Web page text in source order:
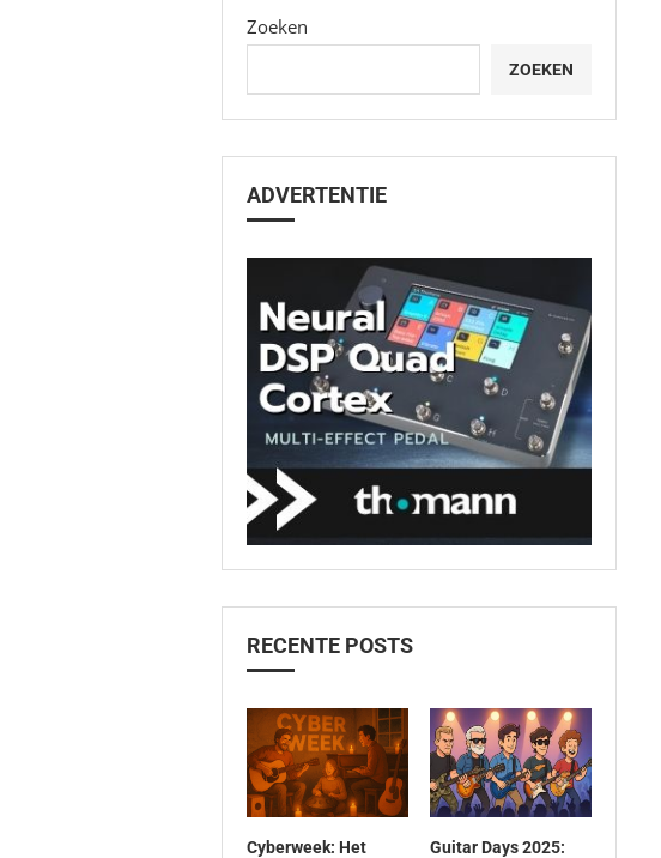
Zoeken
ZOEKEN
ADVERTENTIE
RECENTE POSTS
Cyberweek: Het
Guitar Days 2025: